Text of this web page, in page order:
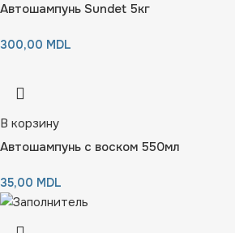
Автошампунь Sundet 5кг
300,00 MDL
В корзину
Автошампунь с воском 550мл
35,00 MDL